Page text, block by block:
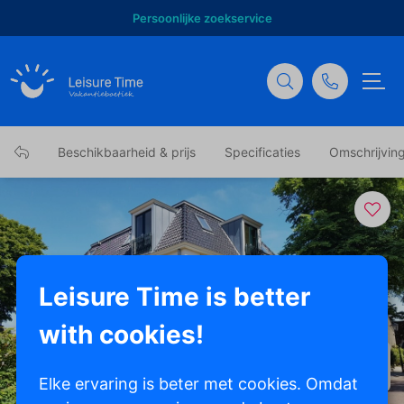
Persoonlijke zoekservice
Beschikbaarheid & prijs Specificaties
Leisure Time is better
with cookies!
Elke ervaring is beter met cookies. Omdat